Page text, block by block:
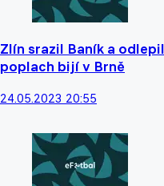
Zlín srazil Baník a
poplach bijí v Brně
24.05.2023 20:55